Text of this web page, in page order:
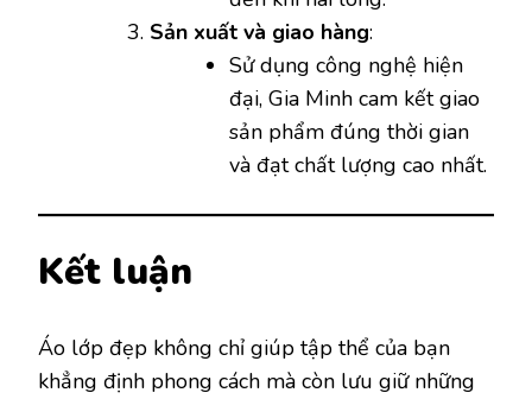
Sản xuất và giao hàng:
Sử dụng công nghệ hiện
đại, Gia Minh cam kết giao
sản phẩm đúng thời gian
và đạt chất lượng cao nhất.
Kết luận
Áo lớp đẹp không chỉ giúp tập thể của bạn
khẳng định phong cách mà còn lưu giữ những